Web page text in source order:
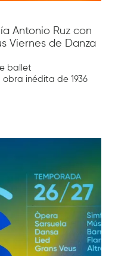
Antonio Ruz con
Viernes de Danza
ballet
inédita de 1936